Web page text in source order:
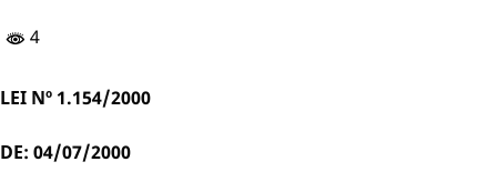
4
LEI Nº 1.154/2000
DE: 04/07/2000